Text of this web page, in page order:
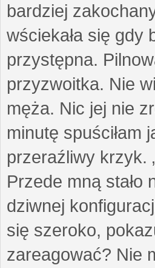
bardziej
wściekała się gdy
przystępna.
przyzwoitka. Nie
męża. Nic jej nie
minutę spuściłam
przeraźliwy krzyk.
Przede mną
dziwnej
się szeroko,
zareagować? Nie